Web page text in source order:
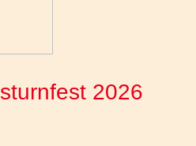
2026